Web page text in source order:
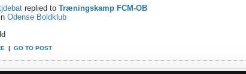
replied to Træningskamp FCM-OB
Odense Boldklub
| GO TO POST